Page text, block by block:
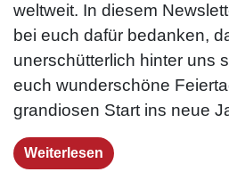
weltweit. In diesem
bei euch dafür bedanken,
unerschütterlich hinter uns
euch wunderschöne
grandiosen Start ins neue
Weiterlesen